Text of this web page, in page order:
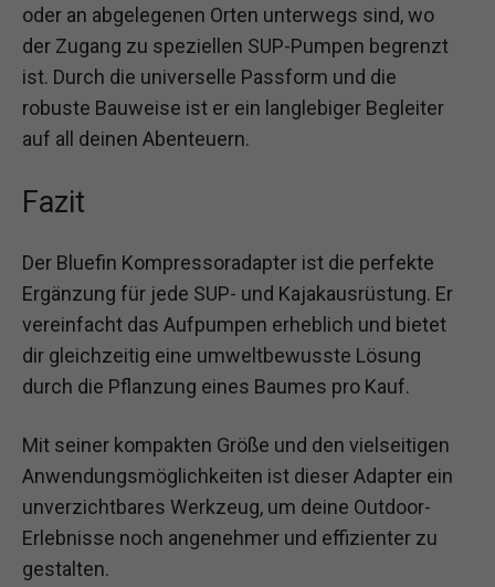
oder an abgelegenen Orten unterwegs sind, wo
der Zugang zu speziellen SUP-Pumpen begrenzt
ist. Durch die universelle Passform und die
robuste Bauweise ist er ein langlebiger Begleiter
auf all deinen Abenteuern.
Fazit
Der Bluefin Kompressoradapter ist die perfekte
Ergänzung für jede SUP- und Kajakausrüstung. Er
vereinfacht das Aufpumpen erheblich und bietet
dir gleichzeitig eine umweltbewusste Lösung
durch die Pflanzung eines Baumes pro Kauf.
Mit seiner kompakten Größe und den vielseitigen
Anwendungsmöglichkeiten ist dieser Adapter ein
unverzichtbares Werkzeug, um deine Outdoor-
Erlebnisse noch angenehmer und effizienter zu
gestalten.